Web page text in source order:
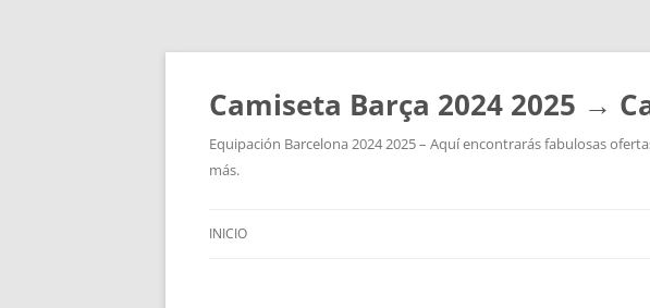
Camiseta Barça 2024 2025 →
Equipación Barcelona 2024 2025 – Aquí encontrarás fabulosas
más.
INICIO